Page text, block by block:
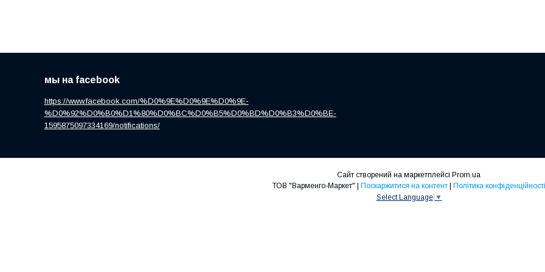
мы на facebook
https://www.facebook.com/%D0%9E%D0%9E%D0%9E-
%D0%92%D0%B0%D1%80%D0%BC%D0%B5%D0%BD%D0%B3%D0%BE-
1595875097334169/notifications/
Сайт створений на маркетплейсі Prom.ua
ТОВ "Варменго-Маркет" | Поскаржитися на контент | Політика конфіденційності
Select Language ▼